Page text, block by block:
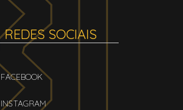
REDES SOCIAIS
FACEBOOK
INSTAGRAM